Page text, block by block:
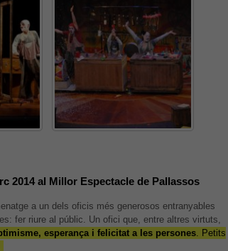
2014 al Millor Espectacle de Pallassos
a un dels oficis més generosos entranyables
fer riure al públic. Un ofici que, entre altres virtuts,
esperança i felicitat a les persones. Petits
vostra configuració us impedeixi veure aquest
Necessàries
cookies no
opcionals,
són
web.
Estadístiques